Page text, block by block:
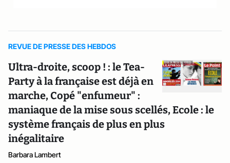
REVUE DE PRESSE DES HEBDOS
Ultra-droite, scoop ! : le Tea-
Party à la française est déjà en
marche, Copé "enfumeur" :
maniaque de la mise sous scellés, Ecole : le
système français de plus en plus
inégalitaire
Barbara Lambert